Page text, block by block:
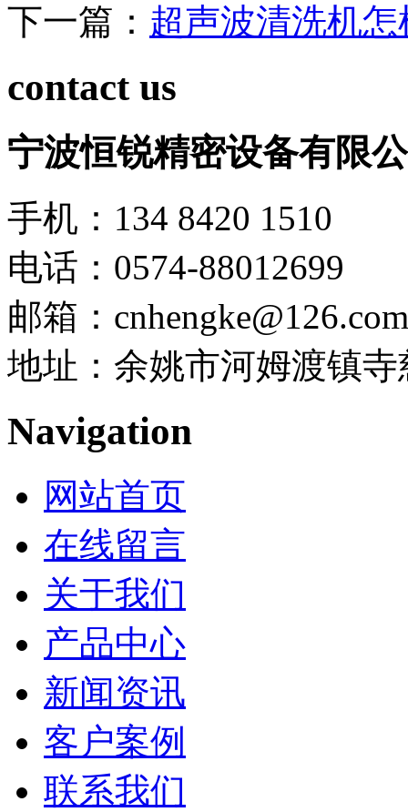
下一篇： 超声波清洗机
contact us
宁波恒锐精密设备有限
手机：134 8420 1510
电话：0574-88012699
邮箱：cnhengke@126.com
地址：余姚市河姆渡镇寺
Navigation
网站首页
在线留言
关于我们
产品中心
新闻资讯
客户案例
联系我们